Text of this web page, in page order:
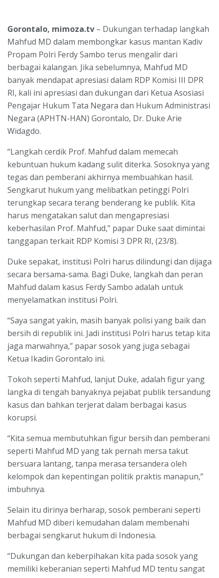
Gorontalo, mimoza.tv – Dukungan terhadap langkah
Mahfud MD dalam membongkar kasus mantan Kadiv
Propam Polri Ferdy Sambo terus mengalir dari
berbagai kalangan. Jika sebelumnya, Mahfud MD
banyak mendapat apresiasi dalam RDP Komisi III DPR
RI, kali ini apresiasi dan dukungan dari Ketua Asosiasi
Pengajar Hukum Tata Negara dan Hukum Administrasi
Negara (APHTN-HAN) Gorontalo, Dr. Duke Arie
Widagdo.
“Langkah cerdik Prof. Mahfud dalam memecah
kebuntuan hukum kadang sulit diterka. Sosoknya yang
tegas dan pemberani akhirnya membuahkan hasil.
Sengkarut hukum yang melibatkan petinggi Polri
terungkap secara terang benderang ke publik. Kita
harus mengatakan salut dan mengapresiasi
keberhasilan Prof. Mahfud,” papar Duke saat dimintai
tanggapan terkait RDP Komisi 3 DPR RI, (23/8).
Duke sepakat, institusi Polri harus dilindungi dan dijaga
secara bersama-sama. Bagi Duke, langkah dan peran
Mahfud dalam kasus Ferdy Sambo adalah untuk
menyelamatkan institusi Polri.
“Saya sangat yakin, masih banyak polisi yang baik dan
bersih di republik ini. Jadi institusi Polri harus tetap kita
jaga marwahnya,” papar sosok yang juga sebagai
Ketua Ikadin Gorontalo ini.
Tokoh seperti Mahfud, lanjut Duke, adalah figur yang
langka di tengah banyaknya pejabat publik tersandung
kasus dan bahkan terjerat dalam berbagai kasus
korupsi.
“Kita semua membutuhkan figur bersih dan pemberani
seperti Mahfud MD yang tak pernah mersa takut
bersuara lantang, tanpa merasa tersandera oleh
kelompok dan kepentingan politik praktis manapun,”
imbuhnya.
Selain itu dirinya berharap, sosok pemberani seperti
Mahfud MD diberi kemudahan dalam membenahi
berbagai sengkarut hukum di Indonesia.
“Dukungan dan keberpihakan kita pada sosok yang
memiliki keberanian seperti Mahfud MD tentu sangat